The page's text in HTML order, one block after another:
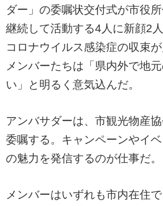
ダー」の委嘱状交付式が市役所
継続して活動する4人に新顔2
コロナウイルス感染症の収束が
メンバーたちは「県内外で地
い」と明るく意気込んだ。
アンバサダーは、市観光物産
委嘱する。キャンペーンやイ
の魅力を発信するのが仕事だ。
メンバーはいずれも市内在住